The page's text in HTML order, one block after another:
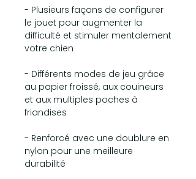
- Plusieurs façons de configurer
le jouet pour augmenter la
difficulté et stimuler mentalement
votre chien
- Différents modes de jeu grâce
au papier froissé, aux couineurs
et aux multiples poches à
friandises
- Renforcé avec une doublure en
nylon pour une meilleure
durabilité